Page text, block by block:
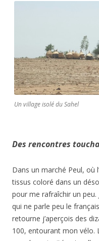
Un village isolé du Sahel
Des rencontres
Dans un marché Peul, où
tissus coloré dans un
pour me rafraîchir un peu.
qui ne parle peu le
retourne j’aperçois des
100, entourant mon vélo.